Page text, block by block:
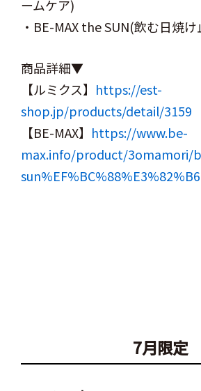
ームケア)
・BE-MAX the SUN(飲む日焼
商品詳細▼
【ルミクス】 https://est-
shop.jp/products/detail/3159
【BE-MAX】 https://www.be-
max.info/product/3omamori/
7月限定